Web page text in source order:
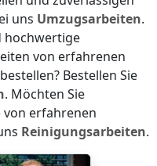
uns Umzugsarbeiten.
hochwertige
von erfahrenen
Bestellen Sie
. Möchten Sie
von erfahrenen
Reinigungsarbeiten.